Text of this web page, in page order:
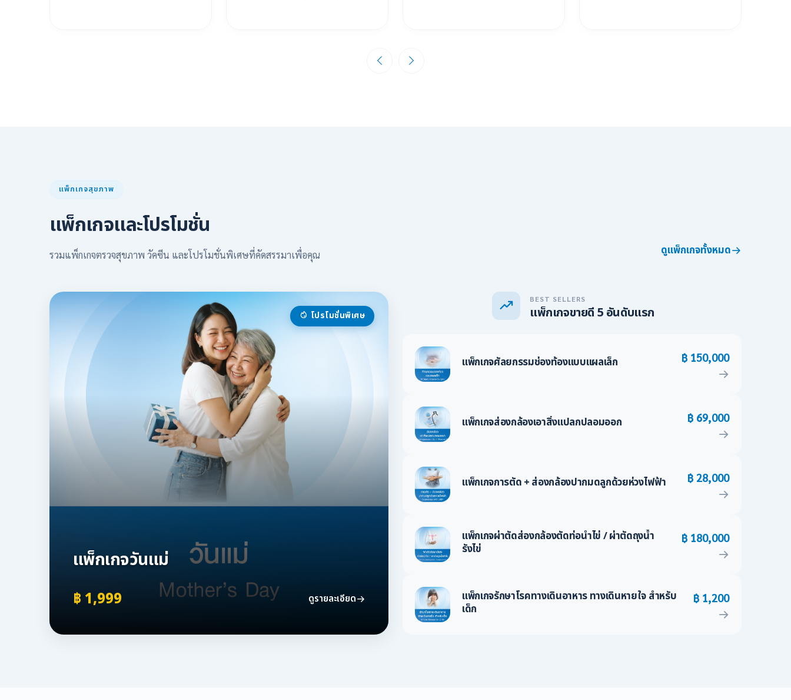
แพ็กเกจสุขภาพ
แพ็กเกจและโปรโมชั่น
รวมแพ็กเกจตรวจสุขภาพ วัคซีน และโปรโมชั่นพิเศษที่คัดสรรมาเพื่อคุณ ดูแพ็กเกจทั้งหมด
โปรโมชั่นพิเศษ
แพ็กเกจวันแม่
฿ 1,999 ดูรายละเอียด
BEST SELLERS
แพ็กเกจขายดี 5 อันดับแรก
แพ็กเกจศัลยกรรมช่องท้องแบบแผลเล็ก ฿ 150,000
แพ็กเกจส่องกล้องเอาสิ่งแปลกปลอมออก ฿ 69,000
แพ็กเกจการตัด + ส่องกล้องปากมดลูกด้วยห่วงไฟฟ้า ฿ 28,000
แพ็กเกจผ่าตัดส่องกล้องตัดท่อนำไข่ / ผ่าตัดถุงน้ำ
รังไข่
฿ 180,000
แพ็กเกจรักษาโรคทางเดินอาหาร ทางเดินหายใจ สำหรับ
เด็ก
฿ 1,200